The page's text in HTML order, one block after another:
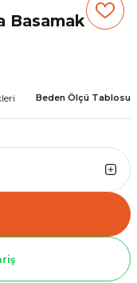
Basamak
Beden Ölçü Tablosu